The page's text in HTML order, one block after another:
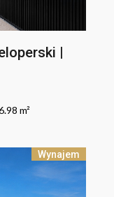
|
m²
Wynajem